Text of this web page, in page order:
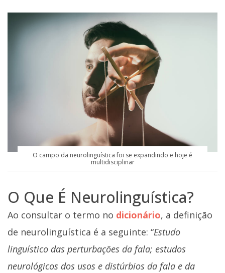
O campo da neurolinguística foi se expandindo e hoje é
multidisciplinar
O Que É Neurolinguística?
Ao consultar o termo no dicionário, a definição
de neurolinguística é a seguinte: “Estudo
linguístico das perturbações da fala; estudos
neurológicos dos usos e distúrbios da fala e da